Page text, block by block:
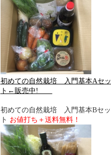
初めての自然栽培 入門基本Aセッ
ト←販売中!
初めての自然栽培 入門基本Bセッ
ト お値打ち＋送料無料！